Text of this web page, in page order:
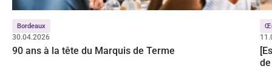
Bordeaux
30.04.2026
90 ans à la tête du Marquis de Terme